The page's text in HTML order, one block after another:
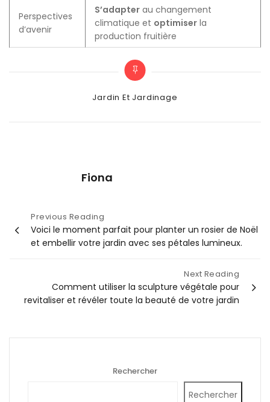
Perspectives
d’avenir
S’adapter au changement
climatique et optimiser la
production fruitière
Categories
Jardin Et Jardinage
Fiona
Navigation
de
l’article
Previous Reading
Voici le moment parfait pour planter un rosier de Noël
et embellir votre jardin avec ses pétales lumineux.
Next Reading
Comment utiliser la sculpture végétale pour
revitaliser et révéler toute la beauté de votre jardin
Rechercher
Rechercher